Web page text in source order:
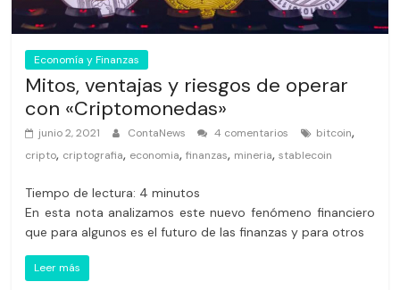
Economía y Finanzas
Mitos, ventajas y riesgos de operar
con «Criptomonedas»
junio 2, 2021 ContaNews 4 comentarios bitcoin,
cripto, criptografia, economia,finanzas, mineria,stablecoin
Tiempo de lectura: 4 minutos
En esta nota analizamos este nuevo fenómeno financiero
que para algunos es el futuro de las finanzas y para otros
Leer más